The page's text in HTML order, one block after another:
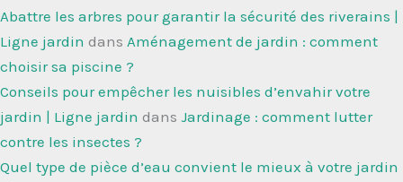
Abattre les arbres pour garantir la sécurité des riverains |
Ligne jardin dans Aménagement de jardin : comment
choisir sa piscine ?
Conseils pour empêcher les nuisibles d’envahir votre
jardin | Ligne jardin dans Jardinage : comment lutter
contre les insectes ?
Quel type de pièce d’eau convient le mieux à votre jardin